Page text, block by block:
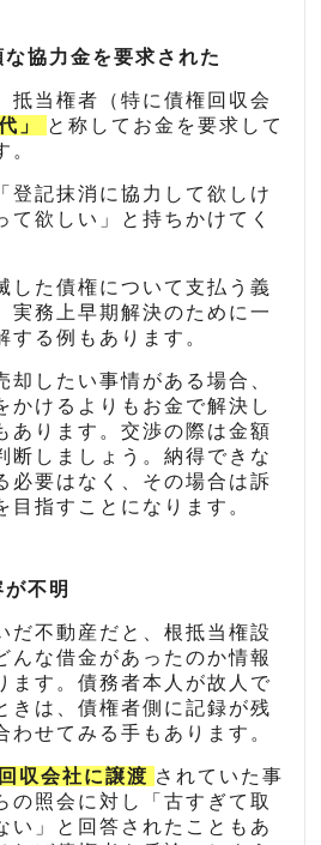
協力金を要求された
抵当権者（特に債権回収会
」
と称してお金を要求して
。
登記抹消に協力して欲しけ
て欲しい」と持ちかけてく
した債権について支払う義
実務上早期解決のために一
する例もあります。
却したい事情がある場合、
かけるよりもお金で解決し
あります。交渉の際は金額
断しましょう。納得できな
必要はなく、その場合は訴
目指すことになります。
不明
だ不動産だと、根抵当権設
んな借金があったのか情報
ます。債務者本人が故人で
きは、債権者側に記録が残
わせてみる手もあります。
収会社に譲渡 されていた事
の照会に対し「古すぎて取
い」と回答されたこともあ